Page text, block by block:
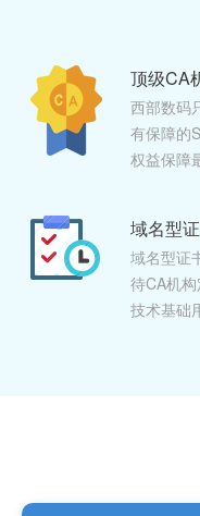
顶级CA
西部数码
有保障的
权益保障
域名型
域名型证
待CA机
技术基础